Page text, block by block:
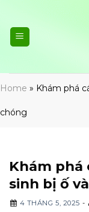
content
Home » Khám phá
chóng
Khám phá
sinh bị ố
4 THÁNG 5, 2025 -